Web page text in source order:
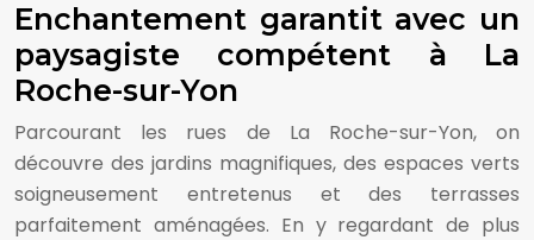
Enchantement garantit avec un
paysagiste compétent à La
Roche-sur-Yon
Parcourant les rues de La Roche-sur-Yon, on
découvre des jardins magnifiques, des espaces verts
soigneusement entretenus et des terrasses
parfaitement aménagées. En y regardant de plus